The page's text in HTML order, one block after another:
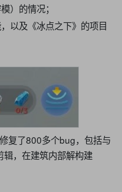
）的情况；
以及《冰点之下》的项目
复了800多个bug，包括与
，在建筑内部解构建